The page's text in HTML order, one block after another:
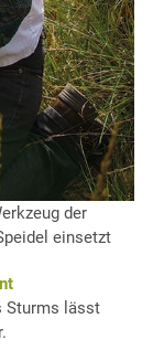
der
einsetzt
Sturms lässt